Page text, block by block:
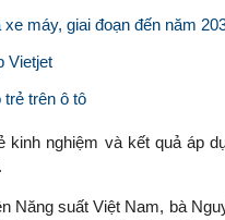
máy, giai đoạn đến năm
Vietjet
trẻ trên ô tô
kinh nghiệm và kết quả áp
Năng suất Việt Nam, bà